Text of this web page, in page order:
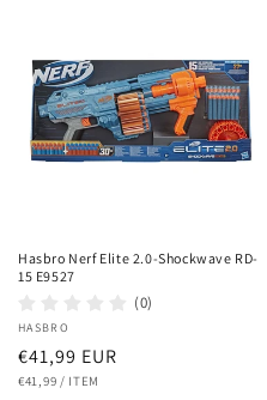
Hasbro Nerf Elite 2.0-Shockwave RD-
15 E9527
(0)
Fornitore:
HASBRO
Prezzo
di
€41,99 EUR
PREZZO
€41,99 / PER
ITEM